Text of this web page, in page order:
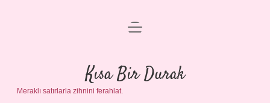
Anasayfa
Gizlilik Politikası
Yasal Uyarı
menüyü
Kısa Bir Durak
Meraklı satırlarla zihnini ferahlat.